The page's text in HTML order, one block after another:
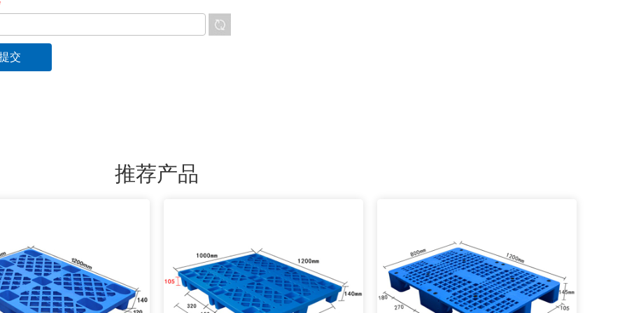
推荐产品